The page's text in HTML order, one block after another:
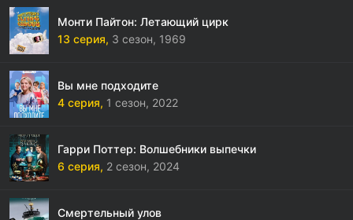
Монти Пайтон: Летающий цирк
13 серия, 3 сезон, 1969
Вы мне подходите
4 серия, 1 сезон, 2022
Гарри Поттер: Волшебники выпечки
6 серия, 2 сезон, 2024
Смертельный улов